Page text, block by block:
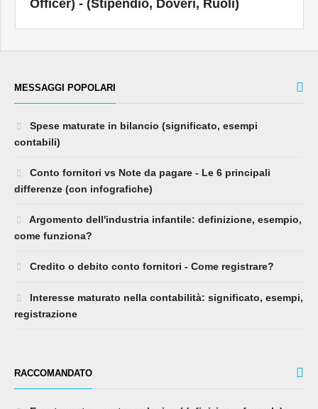
Conto fornitori vs Note da pagare - Le 6 principali
Argomento dell'industria infantile: definizione, esempio,
Credito o debito conto fornitori - Come registrare?
Interesse maturato nella contabilità: significato, esempi,